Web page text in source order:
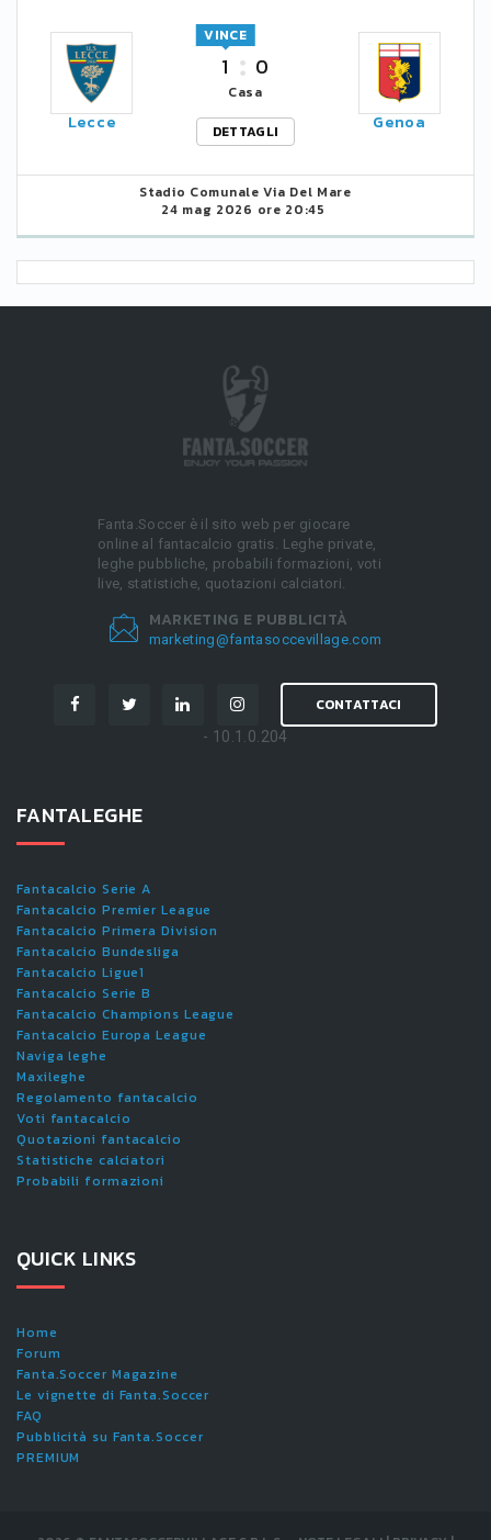
Lecce
1
VINCE
0
Casa
DETTAGLI
Genoa
Stadio Comunale Via Del Mare
24 mag 2026 ore 20:45
Fanta.Soccer è il sito web per giocare
online al fantacalcio gratis. Leghe private,
leghe pubbliche, probabili formazioni, voti
live, statistiche, quotazioni calciatori.
MARKETING E PUBBLICITÀ
marketing@fantasoccevillage.com
CONTATTACI
- 10.1.0.204
FANTALEGHE
Fantacalcio Serie A
Fantacalcio Premier League
Fantacalcio Primera Division
Fantacalcio Bundesliga
Fantacalcio Ligue1
Fantacalcio Serie B
Fantacalcio Champions League
Fantacalcio Europa League
Naviga leghe
Maxileghe
Regolamento fantacalcio
Voti fantacalcio
Quotazioni fantacalcio
Statistiche calciatori
Probabili formazioni
QUICK LINKS
Home
Forum
Fanta.Soccer Magazine
Le vignette di Fanta.Soccer
FAQ
Pubblicità su Fanta.Soccer
PREMIUM